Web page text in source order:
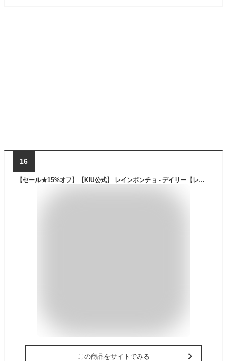
16
【セール★15%オフ】【KiU公式】 レインポンチョ - デイリー【レインコート ユニセックス 男女兼用 撥水 防水 自転車 親子コーデ 防災】
この商品をサイトでみる